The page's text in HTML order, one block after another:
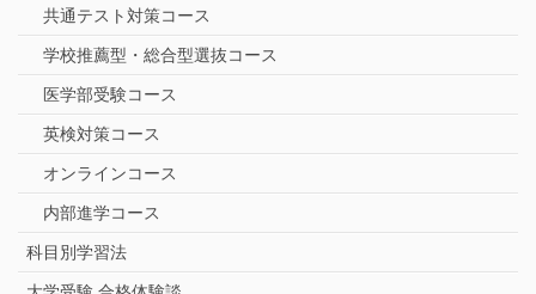
共通テスト対策コース
学校推薦型・総合型選抜コース
医学部受験コース
英検対策コース
オンラインコース
内部進学コース
科目別学習法